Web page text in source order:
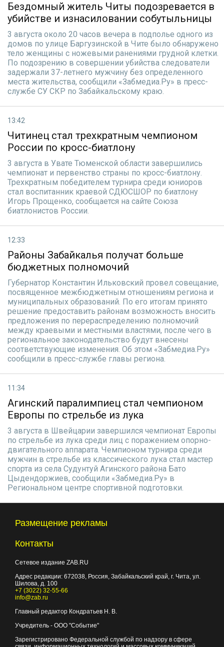
Бездомный житель Читы подозревается в
убийстве и изнасиловании собутыльницы
3 августа около 20 часов вечера в подполье одного из
домов по улице Баргузинской в Чите было обнаружено
тело женщины с ножевыми ранениями грудной клетки.
По подозрению в совершении убийства следователи
задержали 37-летнего мужчину без определенного
места жительства, сообщили «Забмедиа.Ру» в пресс-
службе СУ СКР по Забайкальскому краю.
13:42
Читинец стал трехкратным чемпионом
России по кросс-биатлону
3 августа в Увате Тюменской области завершились
чемпионат и первенство страны по кросс-биатлону.
Трехкратным победителем турнира среди юниоров
стал воспитанник краевой СДЮСШОР по биатлону
Игорь Прощенко, сообщается на сайте Союза
биатлонистов России.
12:33
Районы Забайкалья получат больше
бюджетных полномочий
Губернатор Константин Ильковский провел совещание,
посвященное межбюджетным отношениям региона и
муниципальных образований. По его итогам принято
решение предоставить районам возможность вносить
предложения по перераспределению полномочий
между краевыми и местными властями, после чего в
региональное законодательство будут внесены
соответствующие изменения. Об этом «Забмедиа.Ру»
сообщили в пресс-службе главы региона.
11:34
Агинский паралимпиец стал чемпионом
Европы по стрельбе из лука
3 августа в Швейцарии завершился чемпионат Европы
по стрельбе из лука среди лиц с поражением опорно-
двигательного аппарата. Чемпионом турнира среди
мужчин в стрельбе из классического лука стал мастер
спорта из села Судунтуй Агинского района Бато
Цыдендоржиев, сообщили «Забмедиа.Ру» в
Региональном центре спортивной подготовки.
Размещение рекламы
Контакты
Сетевое издание ZAB.RU
Адрес редакции: 672038, Россия, Забайкальский край, г. Чита, ул.
Шилова, д. 100
+7 (3022) 32-55-66
info@zab.ru
Главный редактор Кондратьев Н. В.
Учредитель - ООО "Событие"
Зарегистрировано Федеральной службой по надзору в сфере